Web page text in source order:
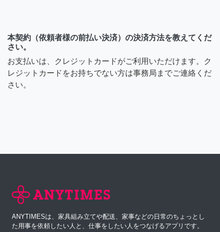
本契約（依頼者様の前払い決済）の決済方法を教えてくだ
さい。
お支払いは、クレジットカードがご利用いただけます。ク
レジットカードをお持ちでない方は事務局までご連絡くだ
さい。
ANYTIMESは、家具組み立てや配送、家事などの日常のちょっとし
た用事を依頼したい人と、仕事をしたい人をつなげるアプリです。